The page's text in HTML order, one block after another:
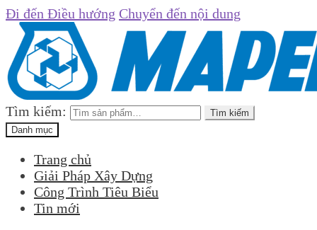
Đi đến Điều hướng Chuyển đến nội dung
Tìm kiếm:
Tìm kiếm
Danh mục
Trang chủ
Giải Pháp Xây Dựng
Công Trình Tiêu Biểu
Tin mới